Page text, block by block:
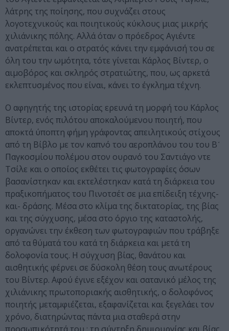
λάτρης της ποίησης, που συχνάζει στους
λογοτεχνικούς και ποιητικούς κύκλους μιας μικρής
χιλιάνικης πόλης. Αλλά όταν ο πρόεδρος Αγιέντε
ανατρέπεται και ο στρατός κάνει την εμφάνισή του σε
όλη του την ωμότητα, τότε γίνεται Κάρλος Βίντερ, ο
αιμοβόρος και σκληρός στρατιώτης, που, ως αρκετά
εκλεπτυσμένος που είναι, κάνει το έγκλημα τέχνη.
Ο αφηγητής της ιστορίας ερευνά τη μορφή του Κάρλος
Βίντερ, ενός πιλότου αποκαλούμενου ποιητή, που
αποκτά ύποπτη φήμη γράφοντας απειλητικούς στίχους
από τη Βίβλο με τον καπνό του αεροπλάνου του του Βʹ
Παγκοσμίου πολέμου στον ουρανό του Σαντιάγο ντε
Τσίλε και ο οποίος εκθέτει τις φωτογραφίες όσων
βασανίστηκαν και εκτελέστηκαν κατά τη διάρκεια του
πραξικοπήματος του Πινοτσέτ σε μια επίδειξη τέχνης-
και- δράσης. Μέσα στο κλίμα της δικτατορίας, της βίας
και της σύγχυσης, μέσα στο όργιο της καταστολής,
οργανώνει την έκθεση των φωτογραφιών που τράβηξε
από τα θύματά του κατά τη διάρκεια και μετά τη
δολοφονία τους. Η σύγχυση βίας, θανάτου και
αισθητικής φέρνει σε δύσκολη θέση τους ανωτέρους
του Βίντερ. Αφού έγινε εξέχον και σατανικό μέλος της
χιλιάνικης πρωτοποριακής αισθητικής, ο δολοφόνος
ποιητής μεταμφιέζεται, εξαφανίζεται και ξεγελάει τον
χρόνο, διατηρώντας πάντα μια σταθερά στην